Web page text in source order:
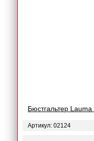
Бюстгальтер
Артикул: 02124